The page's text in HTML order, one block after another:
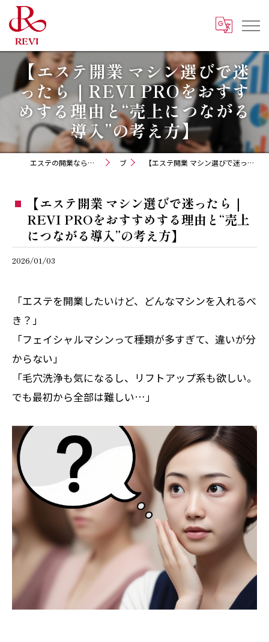
【エステ開業 マシン選びで迷
ったら｜REVI PROをおすす
めする理由と“売上につながる
導入”の考え方】
エステの開業ならハーブピーリング REVI化粧品 正規取扱販売会社 ブログ 【エステ開業 マシン選びで迷ったら｜REVI PROをおすすめする理由と“売上につながる導入”の考え方】
【エステ開業 マシン選びで迷ったら｜
REVI PROをおすすめする理由と“売上
につながる導入”の考え方】
2026/01/03
「エステを開業したいけど、どんなマシンを入れるべ
き？」
「フェイシャルマシンって種類が多すぎて、違いが分
からない」
「毛穴洗浄も気になるし、リフトアップ系も欲しい。
でも最初から全部は難しい…」